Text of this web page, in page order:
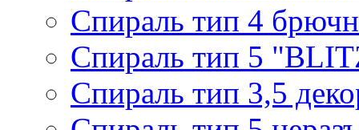
Спираль тип 4
Спираль тип 5
Спираль тип 3,5